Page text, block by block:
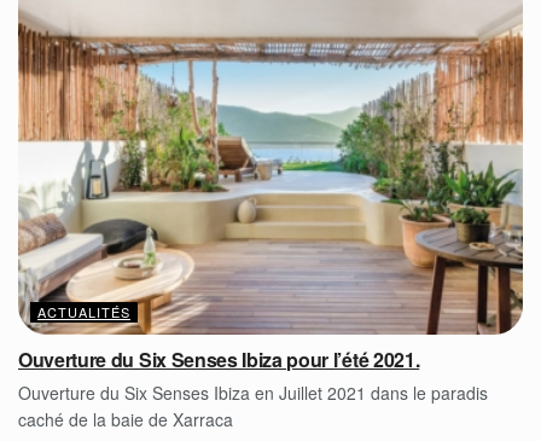
ACTUALITÉS
Ouverture du Six Senses Ibiza pour l’été 2021.
Ouverture du Six Senses Ibiza en Juillet 2021 dans le paradis
caché de la baie de Xarraca